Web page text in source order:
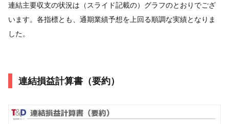
連結主要収支の状況は（スライド記載の）グラフのとおりでござ
います。各指標とも、通期業績予想を上回る順調な実績となりま
した。
連結損益計算書（要約）